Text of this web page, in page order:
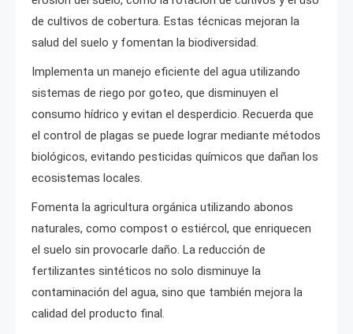
de cultivos de cobertura. Estas técnicas mejoran la
salud del suelo y fomentan la biodiversidad.
Implementa un manejo eficiente del agua utilizando
sistemas de riego por goteo, que disminuyen el
consumo hídrico y evitan el desperdicio. Recuerda que
el control de plagas se puede lograr mediante métodos
biológicos, evitando pesticidas químicos que dañan los
ecosistemas locales.
Fomenta la agricultura orgánica utilizando abonos
naturales, como compost o estiércol, que enriquecen
el suelo sin provocarle daño. La reducción de
fertilizantes sintéticos no solo disminuye la
contaminación del agua, sino que también mejora la
calidad del producto final.